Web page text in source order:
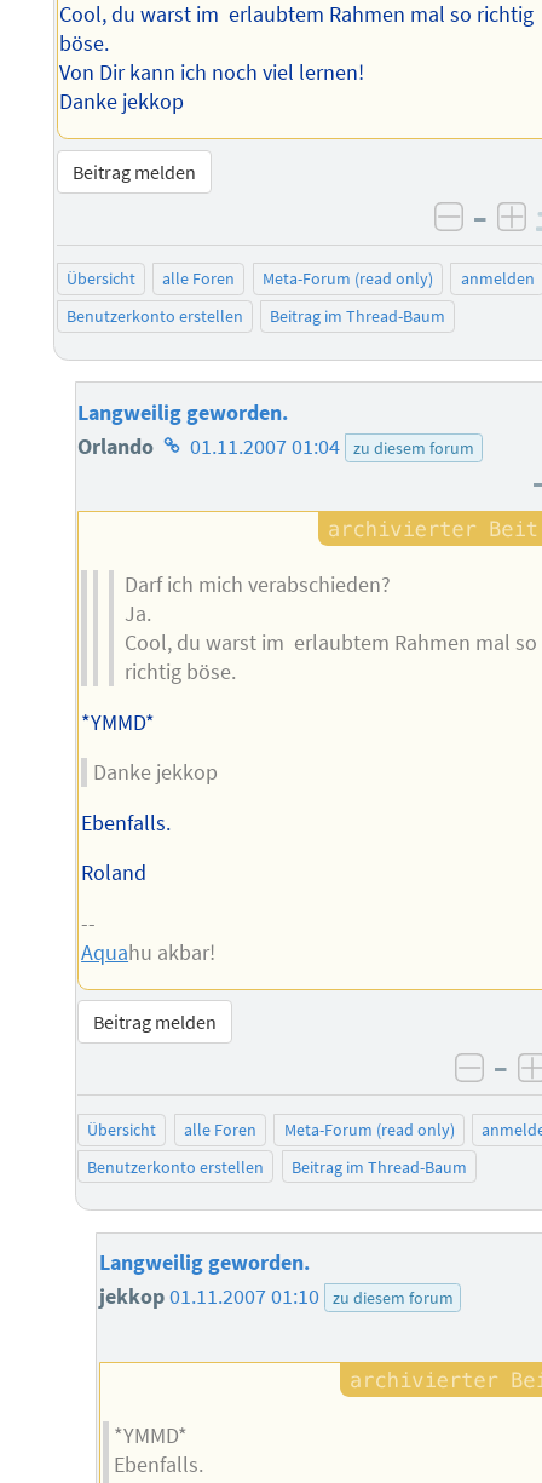
Cool, du warst im erlaubtem Rahmen mal so richtig
böse.
Von Dir kann ich noch viel lernen!
Danke jekkop
Beitrag melden
–
Übersicht alle Foren Meta-Forum (read only)
anmelden
Benutzerkonto erstellen
Beitrag im Thread-Baum
Langweilig geworden.
Orlando Homepage
Autors
01.11.2007 01:04 zu diesem forum
Darf ich mich verabschieden?
Ja.
Cool, du warst im erlaubtem Rahmen mal so
richtig böse.
*YMMD*
Danke jekkop
Ebenfalls.
Roland
--
Aquahu akbar!
Beitrag melden
–
Übersicht alle Foren Meta-Forum (read only)
Benutzerkonto erstellen
Beitrag im Thread-Baum
Langweilig geworden.
jekkop01.11.2007 01:10 zu diesem forum
*YMMD*
Ebenfalls.